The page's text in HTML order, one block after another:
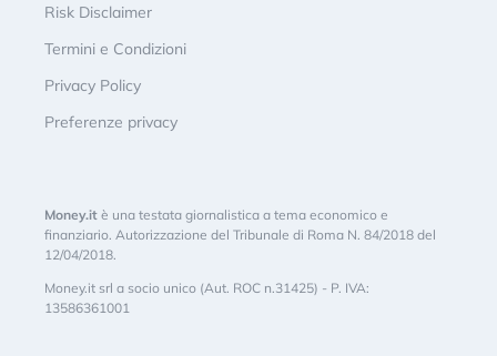
Risk Disclaimer
Termini e Condizioni
Privacy Policy
Preferenze privacy
Money.it è una testata giornalistica a tema economico e
finanziario. Autorizzazione del Tribunale di Roma N. 84/2018 del
12/04/2018.
Money.it srl a socio unico (Aut. ROC n.31425) - P. IVA:
13586361001